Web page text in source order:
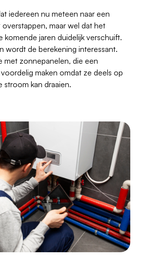
iedereen nu meteen naar een
maar wel dat het
komende jaren duidelijk verschuift.
wordt de berekening interessant.
met zonnepanelen, die een
maken omdat ze deels op
kan draaien.